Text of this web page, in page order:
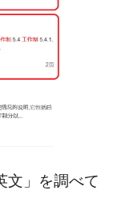
文」を調べて